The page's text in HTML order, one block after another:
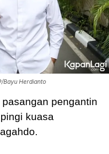
Bayu Herdianto
pengantin
kuasa